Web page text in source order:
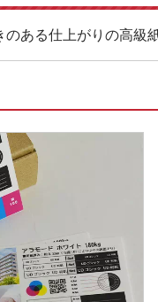
のある仕上がりの高級